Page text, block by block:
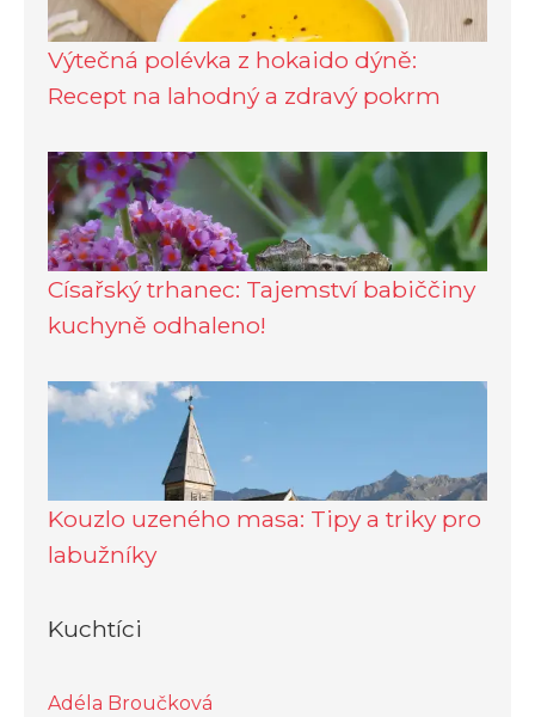
Výtečná polévka z hokaido dýně:
Recept na lahodný a zdravý pokrm
Císařský trhanec: Tajemství babiččiny
kuchyně odhaleno!
Kouzlo uzeného masa: Tipy a triky pro
labužníky
Kuchtíci
Adéla Broučková